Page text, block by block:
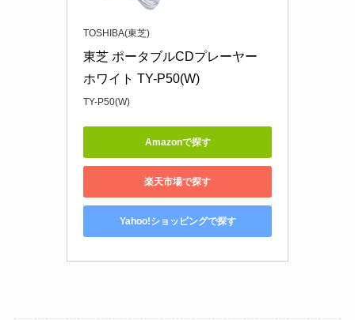
TOSHIBA(東芝)
東芝 ポータブルCDプレーヤー
ホワイト TY-P50(W)
TY-P50(W)
Amazonで探す
楽天市場で探す
Yahoo!ショッピングで探す